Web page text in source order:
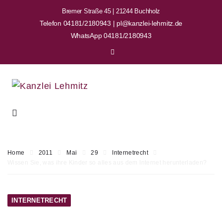
Bremer Straße 45 | 21244 Buchholz
Telefon 04181/2180943 | pl@kanzlei-lehmitz.de
WhatsApp 04181/2180943
Home 2011 Mai 29
Internetrecht
INTERNETRECHT